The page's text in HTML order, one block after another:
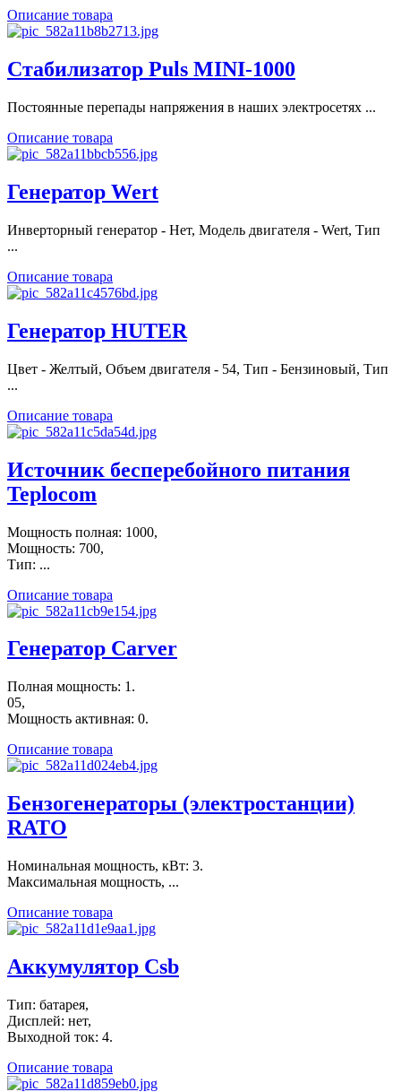
Описание товара
Стабилизатор Puls MINI-1000
Постоянные перепады напряжения в наших электросетях ...
Описание товара
Генератор Wert
Инверторный генератор - Нет, Модель двигателя - Wert, Тип
...
Описание товара
Генератор HUTER
Цвет - Желтый, Объем двигателя - 54, Тип - Бензиновый, Тип
...
Описание товара
Источник бесперебойного питания
Teplocom
Мощность полная: 1000,
Мощность: 700,
Тип: ...
Описание товара
Генератор Carver
Полная мощность: 1.
05,
Мощность активная: 0.
Описание товара
Бензогенераторы (электростанции)
RATO
Номинальная мощность, кВт: 3.
Максимальная мощность, ...
Описание товара
Аккумулятор Csb
Тип: батарея,
Дисплей: нет,
Выходной ток: 4.
Описание товара